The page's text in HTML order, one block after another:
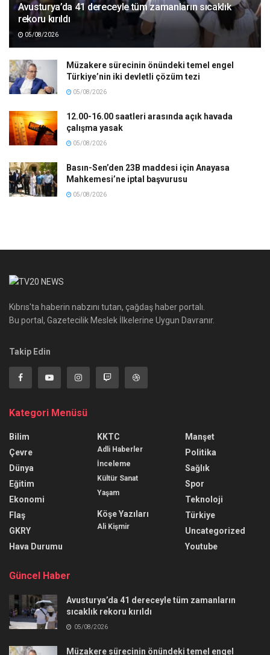
Avusturya’da 41 dereceyle tüm zamanların sıcaklık
rekoru kırıldı
05/08/2026
Müzakere sürecinin önündeki temel engel
Türkiye’nin iki devletli çözüm tezi
05/08/2026
12.00-16.00 saatleri arasında açık havada
çalışma yasak
05/08/2026
Basın-Sen’den 23B maddesi için Anayasa
Mahkemesi’ne iptal başvurusu
05/08/2026
Kıbrıs'ta haberin nabzını tutan, çağdaş haber portalı.
Bu portal, Gazetecilik Meslek İlkelerine Uygun Davranır.
Takip Edin
Kategori Menüsü
Bilim
Çevre
Dünya
Eğitim
Ekonomi
Flaş
GKRY
Hava Durumu
KKTC
Adli Haberler
İnceleme
Kültür Sanat
Yaşam
Köşe Yazıları
Ali Kişmir
Manşet
Politika
Sağlık
Spor
Teknoloji
Türkiye
Uncategorized
Youtube
Güncel Haber
Avusturya’da 41 dereceyle tüm zamanların
sıcaklık rekoru kırıldı
05/08/2026
Müzakere sürecinin önündeki temel engel